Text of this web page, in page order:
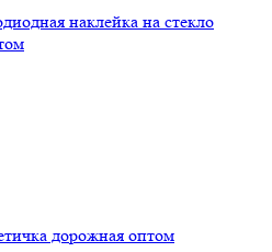
наклейка на стекло
дорожная оптом